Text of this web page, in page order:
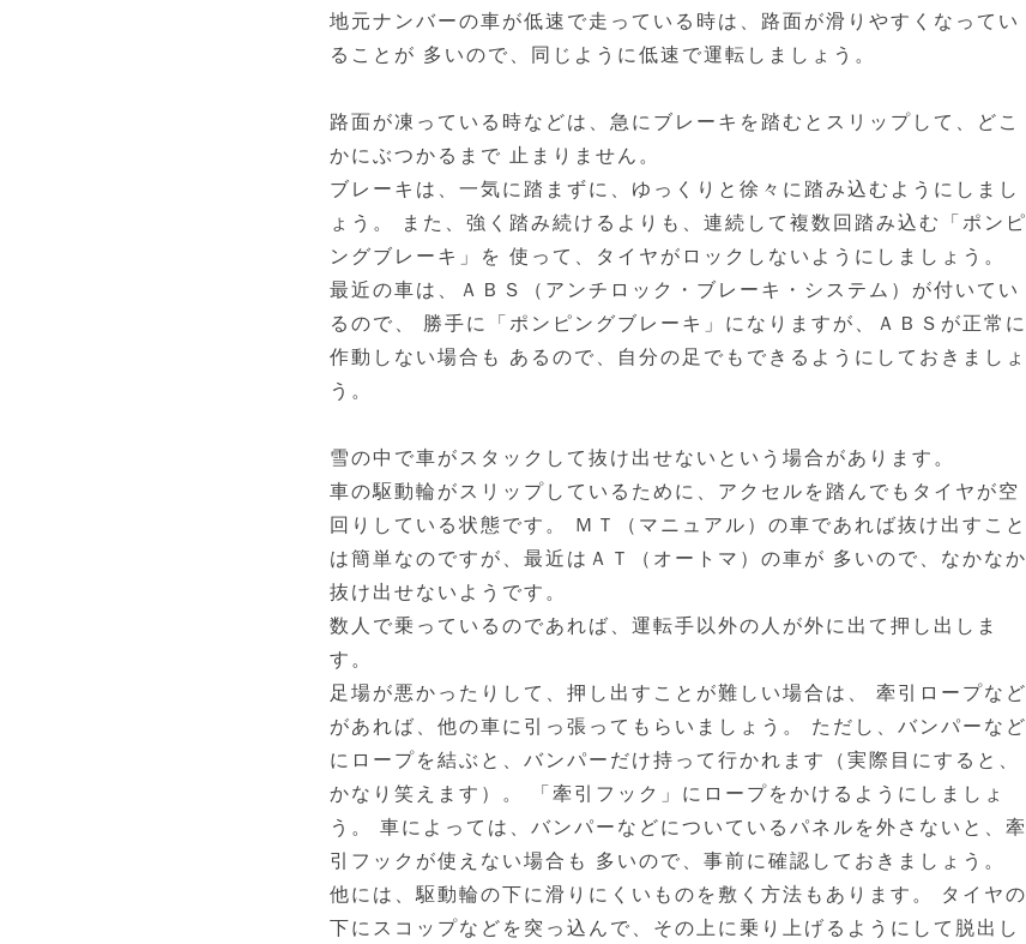
地元ナンバーの車が低速で走っている時は、路面が滑りやすくなってい
ることが 多いので、同じように低速で運転しましょう。
路面が凍っている時などは、急にブレーキを踏むとスリップして、どこ
かにぶつかるまで 止まりません。
ブレーキは、一気に踏まずに、ゆっくりと徐々に踏み込むようにしまし
ょう。 また、強く踏み続けるよりも、連続して複数回踏み込む「ポンピ
ングブレーキ」を 使って、タイヤがロックしないようにしましょう。
最近の車は、ＡＢＳ（アンチロック・ブレーキ・システム）が付いてい
るので、 勝手に「ポンピングブレーキ」になりますが、ＡＢＳが正常に
作動しない場合も あるので、自分の足でもできるようにしておきましょ
う。
雪の中で車がスタックして抜け出せないという場合があります。
車の駆動輪がスリップしているために、アクセルを踏んでもタイヤが空
回りしている状態です。 ＭＴ（マニュアル）の車であれば抜け出すこと
は簡単なのですが、最近はＡＴ（オートマ）の車が 多いので、なかなか
抜け出せないようです。
数人で乗っているのであれば、運転手以外の人が外に出て押し出しま
す。
足場が悪かったりして、押し出すことが難しい場合は、 牽引ロープなど
があれば、他の車に引っ張ってもらいましょう。 ただし、バンパーなど
にロープを結ぶと、バンパーだけ持って行かれます（実際目にすると、
かなり笑えます）。 「牽引フック」にロープをかけるようにしましょ
う。 車によっては、バンパーなどについているパネルを外さないと、牽
引フックが使えない場合も 多いので、事前に確認しておきましょう。
他には、駆動輪の下に滑りにくいものを敷く方法もあります。 タイヤの
下にスコップなどを突っ込んで、その上に乗り上げるようにして脱出し